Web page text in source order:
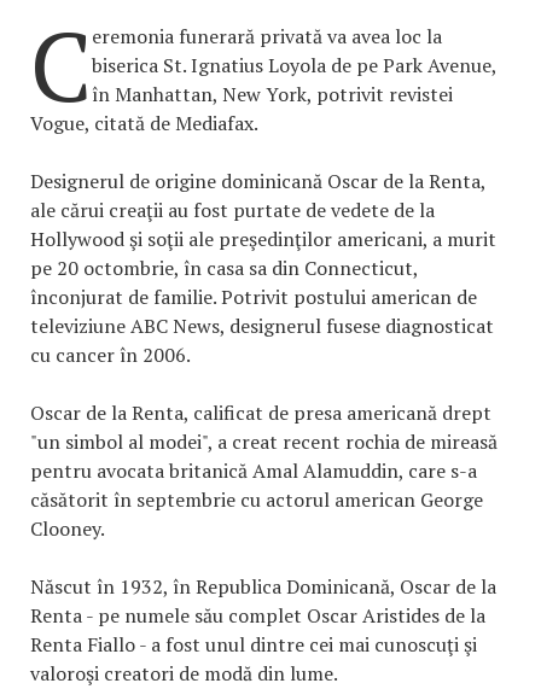
C eremonia funerară privată va avea loc la
biserica St. Ignatius Loyola de pe Park Avenue,
în Manhattan, New York, potrivit revistei
Vogue, citată de Mediafax.
Designerul de origine dominicană Oscar de la Renta,
ale cărui creaţii au fost purtate de vedete de la
Hollywood şi soţii ale preşedinţilor americani, a murit
pe 20 octombrie, în casa sa din Connecticut,
înconjurat de familie. Potrivit postului american de
televiziune ABC News, designerul fusese diagnosticat
cu cancer în 2006.
Oscar de la Renta, calificat de presa americană drept
"un simbol al modei", a creat recent rochia de mireasă
pentru avocata britanică Amal Alamuddin, care s-a
căsătorit în septembrie cu actorul american George
Clooney.
Născut în 1932, în Republica Dominicană, Oscar de la
Renta - pe numele său complet Oscar Aristides de la
Renta Fiallo - a fost unul dintre cei mai cunoscuţi şi
valoroşi creatori de modă din lume.